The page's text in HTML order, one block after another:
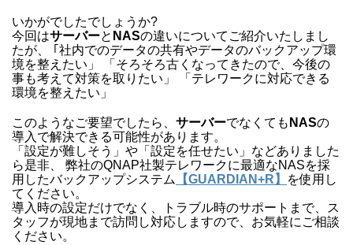
いかがでしたでしょうか?
今回はサーバーと NASの違いについてご紹介いたしまし
たが、 ｢社内でのデータの共有やデータのバックアップ環
境を整えたい」 「そろそろ古くなってきたので、今後の
事も考えて対策を取りたい」 「テレワークに対応できる
環境を整えたい」
このようなご要望でしたら、 サーバーでなくても NASの
導入で解決できる可能性があります。
「設定が難しそう」や「設定を任せたい」などありました
ら是非、 弊社のQNAP社製テレワークに最適なNASを採
用したバックアップシステム
【GUARDIAN+R】
を使用し
てください。
導入時の設定だけでなく、トラブル時のサポートまで、ス
タッフが現地まで訪問し対応しますので、お気軽にご相談
ください。